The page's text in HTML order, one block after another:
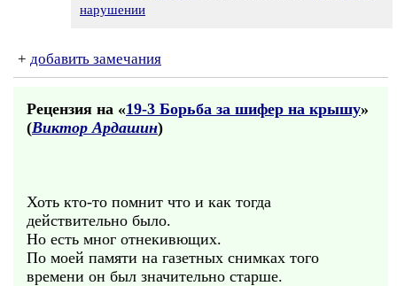
нарушении
+ добавить замечания
Рецензия на «19-3 Борьба за шифер на крышу»
(Виктор Ардашин)
Хоть кто-то помнит что и как тогда
действительно было.
Но есть мног отнекивющих.
По моей памяти на газетных снимках того
времени он был значительно старше.